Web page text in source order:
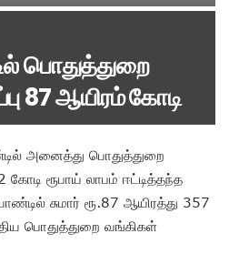
பொதுத்துறை
87 ஆயிரம் கோடி
அனைத்து பொதுத்துறை
கோடி ரூபாய் லாபம் ஈட்டித்தந்த
சுமார் ரூ.87 ஆயிரத்து 357
பொதுத்துறை வங்கிகள்